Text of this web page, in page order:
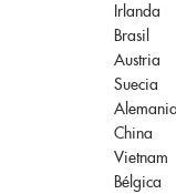
Irlanda
Brasil
Austria
Suecia
Alemania
China
Vietnam
Bélgica